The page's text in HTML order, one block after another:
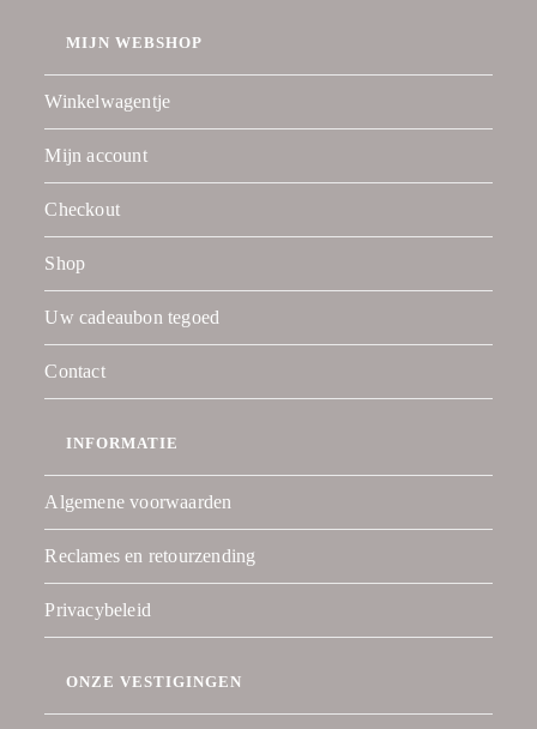
MIJN WEBSHOP
Winkelwagentje
Mijn account
Checkout
Shop
Uw cadeaubon tegoed
Contact
INFORMATIE
Algemene voorwaarden
Reclames en retourzending
Privacybeleid
ONZE VESTIGINGEN